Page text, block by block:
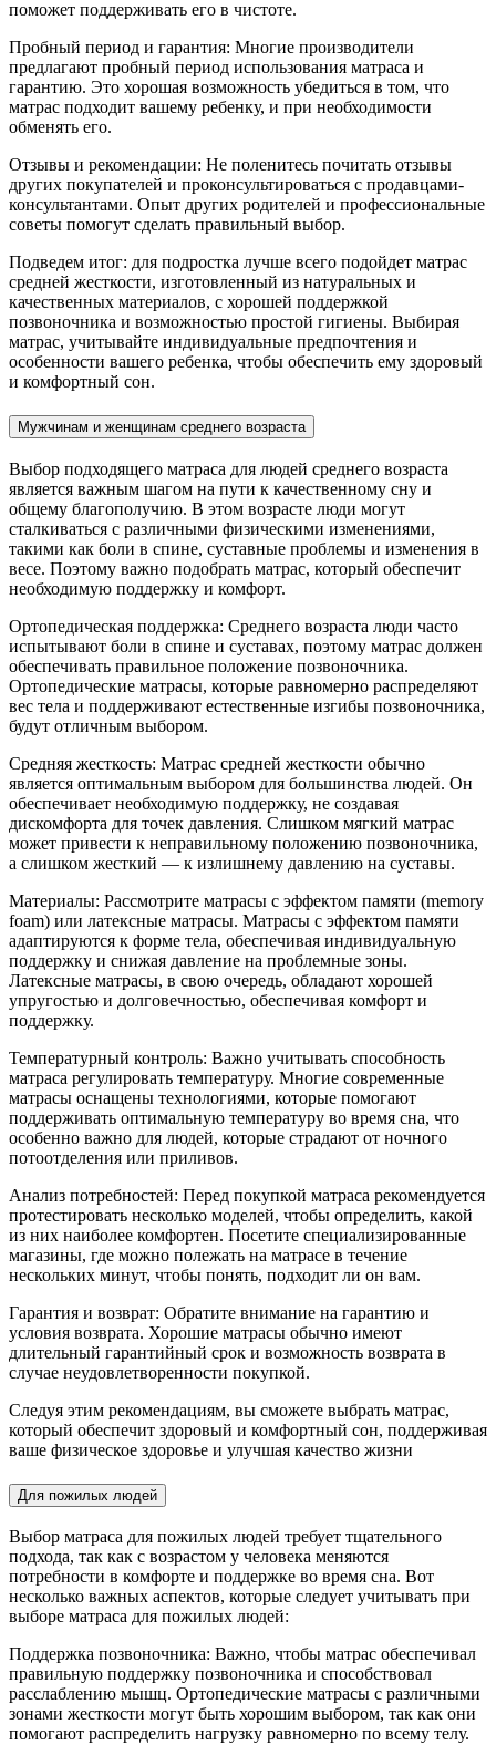
поможет поддерживать его в чистоте.
Пробный период и гарантия: Многие производители
предлагают пробный период использования матраса и
гарантию. Это хорошая возможность убедиться в том, что
матрас подходит вашему ребенку, и при необходимости
обменять его.
Отзывы и рекомендации: Не поленитесь почитать отзывы
других покупателей и проконсультироваться с продавцами-
консультантами. Опыт других родителей и профессиональные
советы помогут сделать правильный выбор.
Подведем итог: для подростка лучше всего подойдет матрас
средней жесткости, изготовленный из натуральных и
качественных материалов, с хорошей поддержкой
позвоночника и возможностью простой гигиены. Выбирая
матрас, учитывайте индивидуальные предпочтения и
особенности вашего ребенка, чтобы обеспечить ему здоровый
и комфортный сон.
Мужчинам и женщинам среднего возраста
Выбор подходящего матраса для людей среднего возраста
является важным шагом на пути к качественному сну и
общему благополучию. В этом возрасте люди могут
сталкиваться с различными физическими изменениями,
такими как боли в спине, суставные проблемы и изменения в
весе. Поэтому важно подобрать матрас, который обеспечит
необходимую поддержку и комфорт.
Ортопедическая поддержка: Среднего возраста люди часто
испытывают боли в спине и суставах, поэтому матрас должен
обеспечивать правильное положение позвоночника.
Ортопедические матрасы, которые равномерно распределяют
вес тела и поддерживают естественные изгибы позвоночника,
будут отличным выбором.
Средняя жесткость: Матрас средней жесткости обычно
является оптимальным выбором для большинства людей. Он
обеспечивает необходимую поддержку, не создавая
дискомфорта для точек давления. Слишком мягкий матрас
может привести к неправильному положению позвоночника,
а слишком жесткий — к излишнему давлению на суставы.
Материалы: Рассмотрите матрасы с эффектом памяти (memory
foam) или латексные матрасы. Матрасы с эффектом памяти
адаптируются к форме тела, обеспечивая индивидуальную
поддержку и снижая давление на проблемные зоны.
Латексные матрасы, в свою очередь, обладают хорошей
упругостью и долговечностью, обеспечивая комфорт и
поддержку.
Температурный контроль: Важно учитывать способность
матраса регулировать температуру. Многие современные
матрасы оснащены технологиями, которые помогают
поддерживать оптимальную температуру во время сна, что
особенно важно для людей, которые страдают от ночного
потоотделения или приливов.
Анализ потребностей: Перед покупкой матраса рекомендуется
протестировать несколько моделей, чтобы определить, какой
из них наиболее комфортен. Посетите специализированные
магазины, где можно полежать на матрасе в течение
нескольких минут, чтобы понять, подходит ли он вам.
Гарантия и возврат: Обратите внимание на гарантию и
условия возврата. Хорошие матрасы обычно имеют
длительный гарантийный срок и возможность возврата в
случае неудовлетворенности покупкой.
Следуя этим рекомендациям, вы сможете выбрать матрас,
который обеспечит здоровый и комфортный сон, поддерживая
ваше физическое здоровье и улучшая качество жизни
Для пожилых людей
Выбор матраса для пожилых людей требует тщательного
подхода, так как с возрастом у человека меняются
потребности в комфорте и поддержке во время сна. Вот
несколько важных аспектов, которые следует учитывать при
выборе матраса для пожилых людей:
Поддержка позвоночника: Важно, чтобы матрас обеспечивал
правильную поддержку позвоночника и способствовал
расслаблению мышц. Ортопедические матрасы с различными
зонами жесткости могут быть хорошим выбором, так как они
помогают распределить нагрузку равномерно по всему телу.